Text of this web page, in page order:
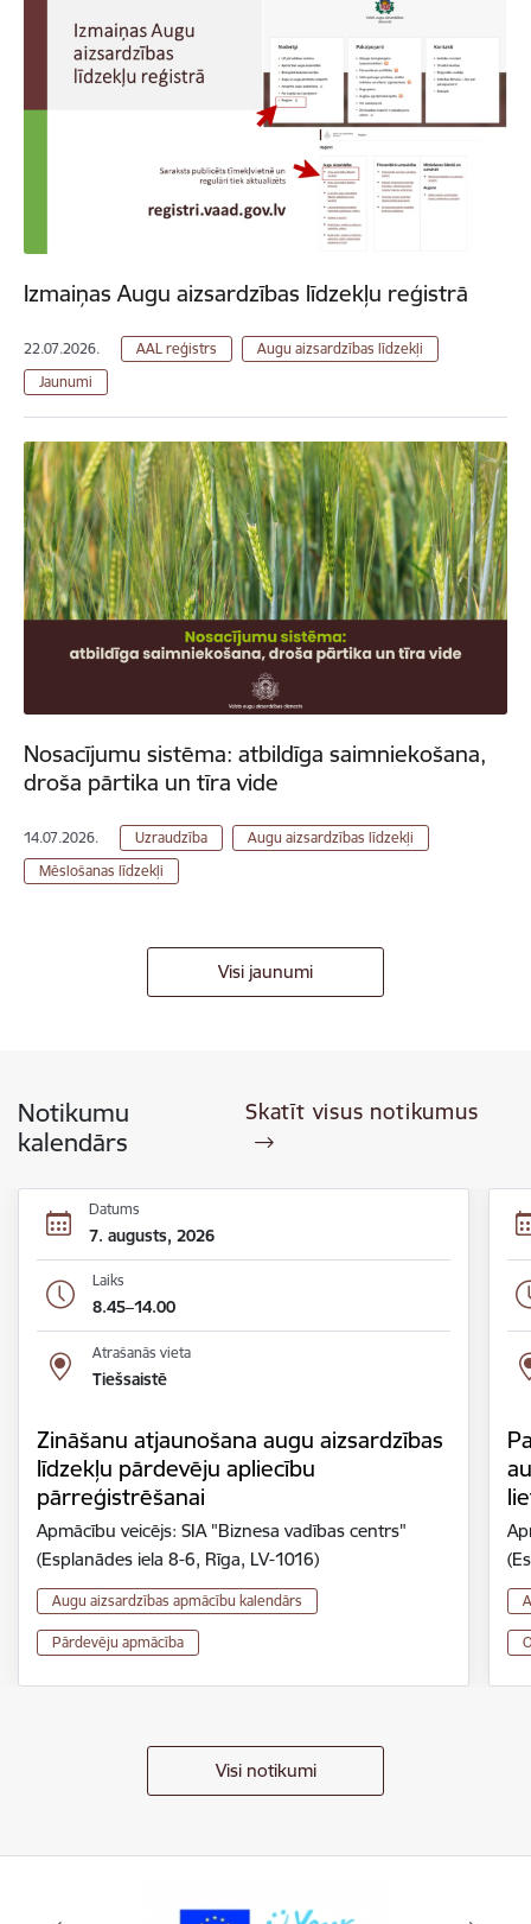
Izmaiņas Augu aizsardzības līdzekļu reģistrā
22.07.2026. AAL reģistrs
Augu aizsardzības līdzekļi
Jaunumi
Nosacījumu sistēma: atbildīga saimniekošana,
droša pārtika un tīra vide
14.07.2026. Uzraudzība
Augu aizsardzības līdzekļi
Mēslošanas līdzekļi
Visi jaunumi
Notikumu
kalendārs
Skatīt visus notikumus
Datums
7. augusts, 2026
Laiks
8.45–14.00
Atrašanās vieta
Tiešsaistē
Zināšanu atjaunošana augu aizsardzības
līdzekļu pārdevēju apliecību
pārreģistrēšanai
Apmācību veicējs: SIA "Biznesa vadības centrs"
(Esplanādes iela 8-6, Rīga, LV-1016)
Augu aizsardzības apmācību kalendārs
Pārdevēju apmācība
Visi notikumi